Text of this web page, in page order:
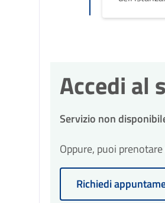
Accedi al
Servizio non
Oppure, puoi
Richiedi